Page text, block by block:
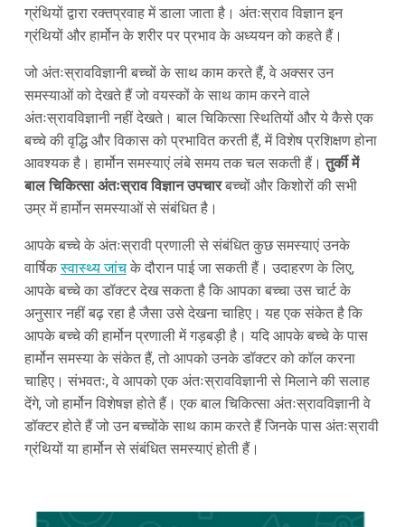
ग्रंथियों द्वारा रक्तप्रवाह में डाला जाता है। अंतःस्राव विज्ञान इन
ग्रंथियों और हार्मोन के शरीर पर प्रभाव के अध्ययन को कहते हैं।
जो अंतःस्रावविज्ञानी बच्चों के साथ काम करते हैं, वे अक्सर उन
समस्याओं को देखते हैं जो वयस्कों के साथ काम करने वाले
अंतःस्रावविज्ञानी नहीं देखते। बाल चिकित्सा स्थितियों और ये कैसे एक
बच्चे की वृद्धि और विकास को प्रभावित करती हैं, में विशेष प्रशिक्षण होना
आवश्यक है। हार्मोन समस्याएं लंबे समय तक चल सकती हैं।तुर्की में
बाल चिकित्सा अंतःस्राव विज्ञान उपचारबच्चों और किशोरों की सभी
उम्र में हार्मोन समस्याओं से संबंधित है।
आपके बच्चे के अंतःस्रावी प्रणाली से संबंधित कुछ समस्याएं उनके
वार्षिकस्वास्थ्य जांचके दौरान पाई जा सकती हैं। उदाहरण के लिए,
आपके बच्चे का डॉक्टर देख सकता है कि आपका बच्चा उस चार्ट के
अनुसार नहीं बढ़ रहा है जैसा उसे देखना चाहिए। यह एक संकेत है कि
आपके बच्चे की हार्मोन प्रणाली में गड़बड़ी है। यदि आपके बच्चे के पास
हार्मोन समस्या के संकेत हैं, तो आपको उनके डॉक्टर को कॉल करना
चाहिए। संभवतः, वे आपको एक अंतःस्रावविज्ञानी से मिलाने की सलाह
देंगे, जो हार्मोन विशेषज्ञ होते हैं। एक बाल चिकित्सा अंतःस्रावविज्ञानी वे
डॉक्टर होते हैं जो उन बच्चोंके साथ काम करते हैं जिनके पास अंतःस्रावी
ग्रंथियों या हार्मोन से संबंधित समस्याएं होती हैं।